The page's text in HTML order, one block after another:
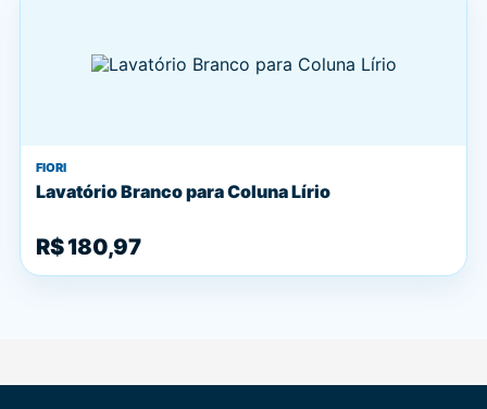
FIORI
Lavatório Branco para Coluna Lírio
R$ 180,97